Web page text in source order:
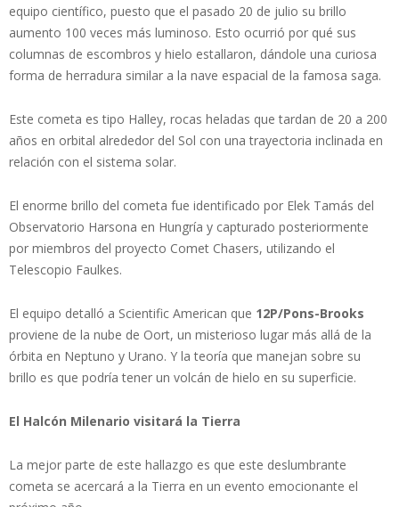
equipo científico, puesto que el pasado 20 de julio su brillo
aumento 100 veces más luminoso. Esto ocurrió por qué sus
columnas de escombros y hielo estallaron, dándole una curiosa
forma de herradura similar a la nave espacial de la famosa saga.
Este cometa es tipo Halley, rocas heladas que tardan de 20 a 200
años en orbital alrededor del Sol con una trayectoria inclinada en
relación con el sistema solar.
El enorme brillo del cometa fue identificado por Elek Tamás del
Observatorio Harsona en Hungría y capturado posteriormente
por miembros del proyecto Comet Chasers, utilizando el
Telescopio Faulkes.
El equipo detalló a Scientific American que 12P/Pons-Brooks
proviene de la nube de Oort, un misterioso lugar más allá de la
órbita en Neptuno y Urano. Y la teoría que manejan sobre su
brillo es que podría tener un volcán de hielo en su superficie.
El Halcón Milenario visitará la Tierra
La mejor parte de este hallazgo es que este deslumbrante
cometa se acercará a la Tierra en un evento emocionante el